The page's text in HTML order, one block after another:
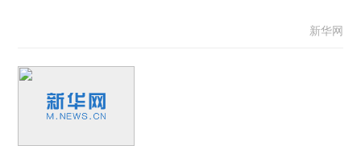
新华网